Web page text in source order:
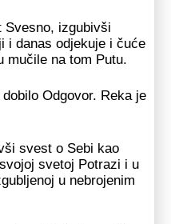
Svesno, izgubivši
i danas odjekuje i čuće
mučile na tom Putu.
Odgovor. Reka je
svest o Sebi kao
svetoj Potrazi i u
u nebrojenim